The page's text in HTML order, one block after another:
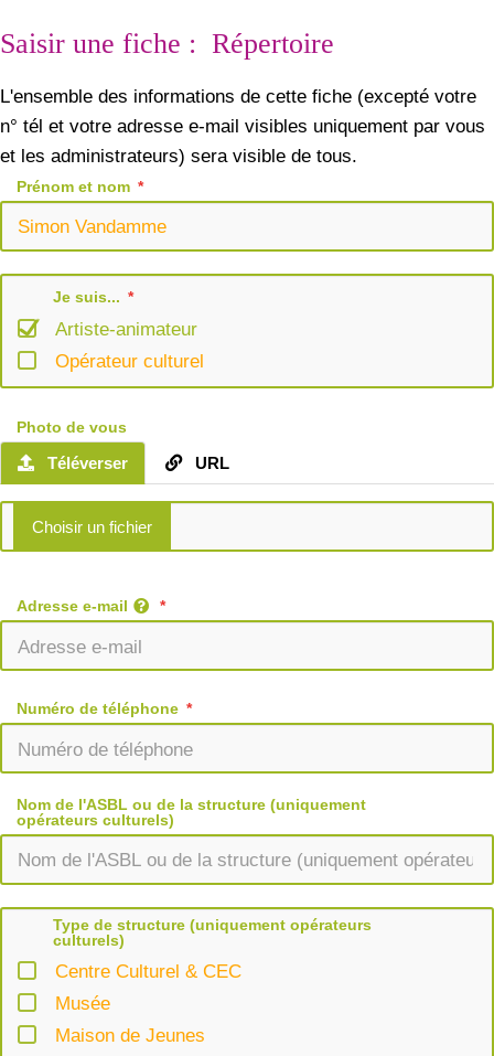
Saisir une fiche : Répertoire
L'ensemble des informations de cette fiche (excepté votre
n° tél et votre adresse e-mail visibles uniquement par vous
et les administrateurs) sera visible de tous.
Prénom et nom
Je suis...
Artiste-animateur
Opérateur culturel
Photo de vous
Téléverser URL
Adresse e-mail
Numéro de téléphone
Nom de l'ASBL ou de la structure (uniquement
opérateurs culturels)
Type de structure (uniquement opérateurs
culturels)
Centre Culturel & CEC
Musée
Maison de Jeunes